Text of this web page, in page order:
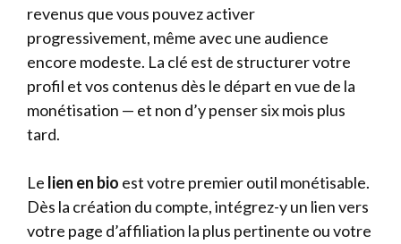
revenus que vous pouvez activer
progressivement, même avec une audience
encore modeste. La clé est de structurer votre
profil et vos contenus dès le départ en vue de la
monétisation — et non d’y penser six mois plus
tard.
Le lien en bio est votre premier outil monétisable.
Dès la création du compte, intégrez-y un lien vers
votre page d’affiliation la plus pertinente ou votre